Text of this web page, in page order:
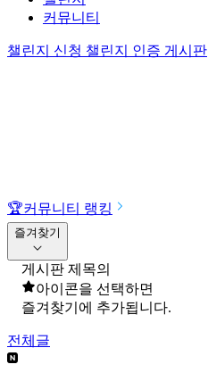
커뮤니티
챌린지 신청 챌린지 인증 게시판
🏆커뮤니티 랭킹
즐겨찾기
게시판 제목의
아이콘을 선택하면
즐겨찾기에 추가됩니다.
전체글